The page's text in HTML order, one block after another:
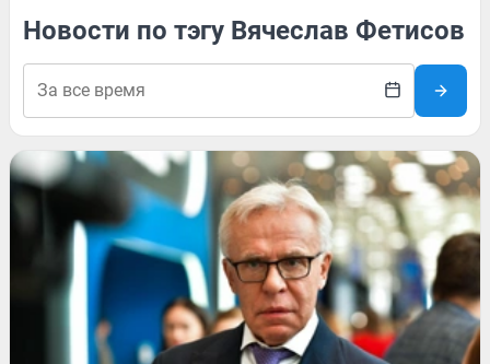
Новости по тэгу Вячеслав Фетисов